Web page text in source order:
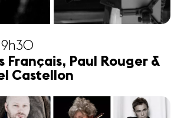
Français, Paul Rouger &
Castellon